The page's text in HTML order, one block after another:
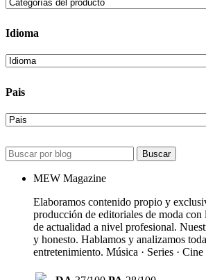
Idioma
Pais
Buscar
MEW Magazine
Elaboramos contenido propio y
producción de editoriales de moda con
de actualidad a nivel profesional.
y honesto. Hablamos y analizamos
entretenimiento. Música · Series · Cine